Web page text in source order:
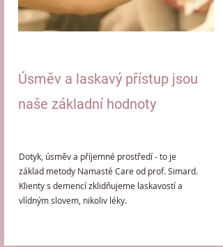
​Úsměv a laskavý přístup jsou
naše základní hodnoty
Dotyk, úsměv a příjemné prostředí - to je
základ metody Namasté Care od prof. Simard.
Klienty s demencí zklidňujeme laskavostí a
vlídným slovem, nikoliv léky.